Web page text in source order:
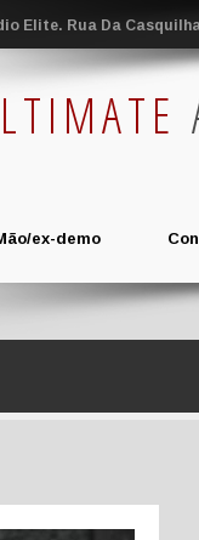
Elite. Rua Da
ex-demo